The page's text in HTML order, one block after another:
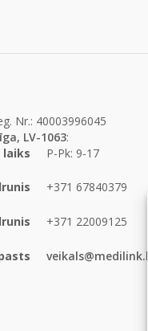
Nr.: 40003996045
LV-1063:
laiks
P-Pk: 9-17
+371 67840379
+371 22009125
veikals@medilink.lv